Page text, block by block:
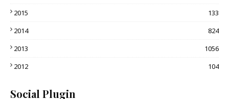
2015
133
2014
824
2013
1056
2012
104
Social Plugin